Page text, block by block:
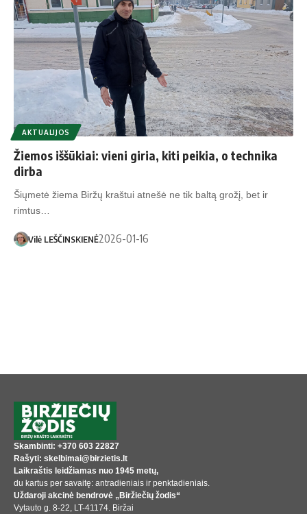
AKTUALIJOS
Žiemos iššūkiai: vieni giria, kiti peikia, o technika
dirba
Šiųmetė žiema Biržų kraštui atnešė ne tik baltą grožį, bet ir
rimtus…
Vilė LEŠČINSKIENĖ2026-01-16
Skambinti: +370 603 22827
Rašyti: skelbimai@birzietis.lt
Laikraštis leidžiamas nuo 1945 metų,
du kartus per savaitę: antradieniais ir penktadieniais.
Uždaroji akcinė bendrovė „Biržiečių žodis“
Vytauto g. 8-22, LT-41174. Biržai